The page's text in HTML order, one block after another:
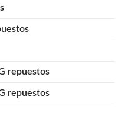
repuestos
repuestos